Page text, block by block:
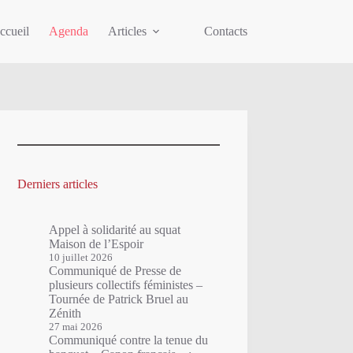
Agenda Articles Contacts
Derniers articles
Appel à solidarité au squat
Maison de l’Espoir
10 juillet 2026
Communiqué de Presse de
plusieurs collectifs féministes –
Tournée de Patrick Bruel au
Zénith
27 mai 2026
Communiqué contre la tenue du